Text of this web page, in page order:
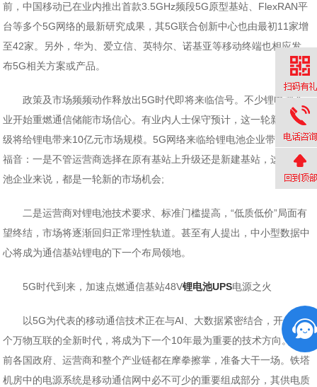
前，中国移动已在业内推出首款3.5GHz频段5G原型基站、FlexRAN平
台等多个5G网络的最新研究成果，其5G联合创新中心也由最初11家增
至42家。另外，华为、爱立信、英特尔、诺基亚等移动终端也相应发
布5G相关方案或产品。
政策及市场频频动作释放出5G时代即将来临信号。不少锂电池企
业开始重燃通信储能市场信心。有业内人士保守预计，这一轮新技术升
级将给锂电带来10亿元市场规模。5G网络来临给锂电池企业带来两大
福音：一是不管运营商选择在原有基站上升级还是新建基站，这对锂电
池企业来说，都是一轮新的市场机会;
二是运营商对锂电池技术要求、标准门槛提高，“低质低价”局面有
望终结，市场将逐渐回归正常理性轨道。甚至有人提出，中小型数据中
心将成为通信基站锂电的下一个布局领地。
5G时代到来，加速点燃通信基站48V锂电池UPS电源之火
以5G为代表的移动通信技术正在与AI、大数据紧密结合，开启一
个万物互联的全新时代，将成为下一个10年最为重要的技术方向。目
前各国政府、运营商和整个产业链都在摩拳擦掌，准备大干一场。铁塔
机房中的电源系统是移动通信网中必不可少的重要组成部分，其供电质